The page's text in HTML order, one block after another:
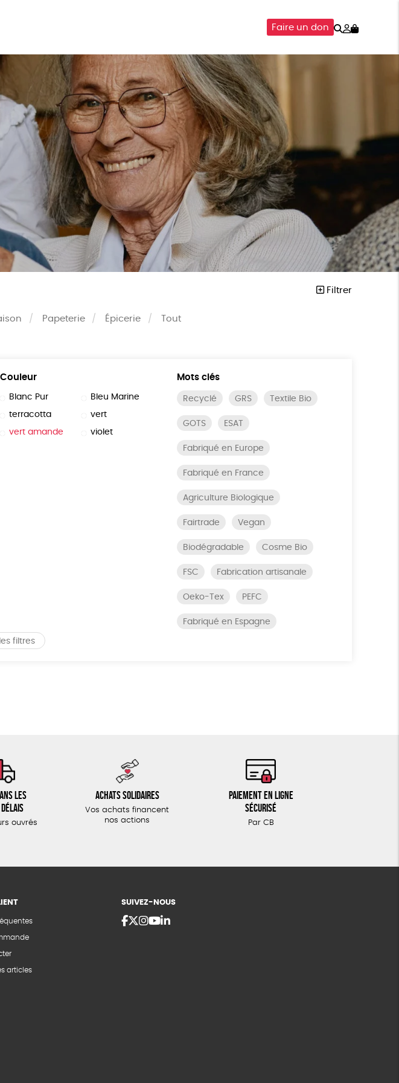
ACCESSOIRES ÉPICERIE
MAISON
Faire un don Rechercher
Mon
Filtrer
Papeterie Épicerie Tout
Couleur
Blanc Pur Bleu Marine
terracotta vert
vert amande violet
Mots clés
Recyclé GRS Textile Bio
GOTS ESAT
Fabriqué en Europe
Fabriqué en France
Agriculture Biologique
Fairtrade Vegan
Biodégradable Cosme Bio
FSC Fabrication artisanale
Oeko-Tex PEFC
Fabriqué en Espagne
filtres
les
ouvrés
Achats solidaires
Vos achats financent
nos actions
Paiement en ligne
sécurisé
Par CB
articles
SUIVEZ-NOUS